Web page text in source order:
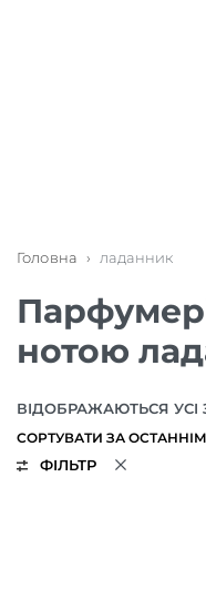
Головна › ладанник
нотою
ВІДОБРАЖАЮТЬСЯ УСІ
ФІЛЬТР